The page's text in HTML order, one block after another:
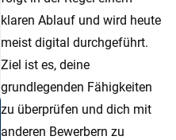
klaren Ablauf und wird heute
meist digital durchgeführt.
Ziel ist es, deine
grundlegenden Fähigkeiten
zu überprüfen und dich mit
anderen Bewerbern zu